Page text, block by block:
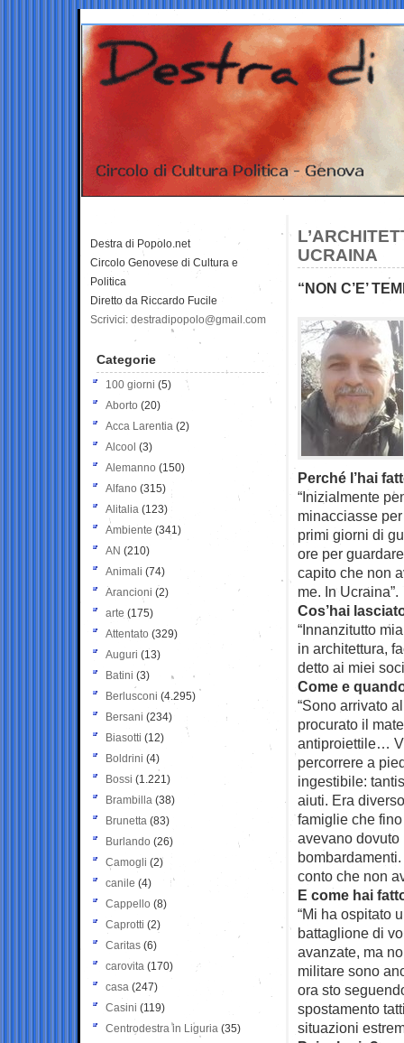
UCRAINA
“NON C’E’
Perché l’hai
“Inizialmente
minacciasse
primi giorni di
ore per
capito che non
me. In Ucraina”.
Cos’hai
“Innanzitutto
in architettura,
detto ai miei
Come e
“Sono arrivato
procurato il
antiproiettile…
percorrere a
ingestibile:
aiuti. Era
famiglie che
avevano
conto che non
E come hai
“Mi ha ospitato
battaglione di
avanzate, ma
militare sono
ora sto
spostamento
situazioni
Destra di Popolo.net
Circolo Genovese di Cultura e
Politica
Diretto da Riccardo Fucile
Scrivici: destradipopolo@gmail.com
Categorie
100 giorni (5)
Aborto (20)
Acca Larentia (2)
Alcool (3)
Alemanno (150)
Alfano (315)
Alitalia (123)
Ambiente (341)
AN (210)
Animali (74)
Arancioni (2)
arte (175)
Attentato (329)
Auguri (13)
Batini (3)
Berlusconi (4.295)
Bersani (234)
Biasotti (12)
Boldrini (4)
Bossi (1.221)
Brambilla (38)
Brunetta (83)
Burlando (26)
Camogli (2)
canile (4)
Cappello (8)
Caprotti (2)
Caritas (6)
carovita (170)
casa (247)
Casini (119)
Centrodestra in Liguria (35)